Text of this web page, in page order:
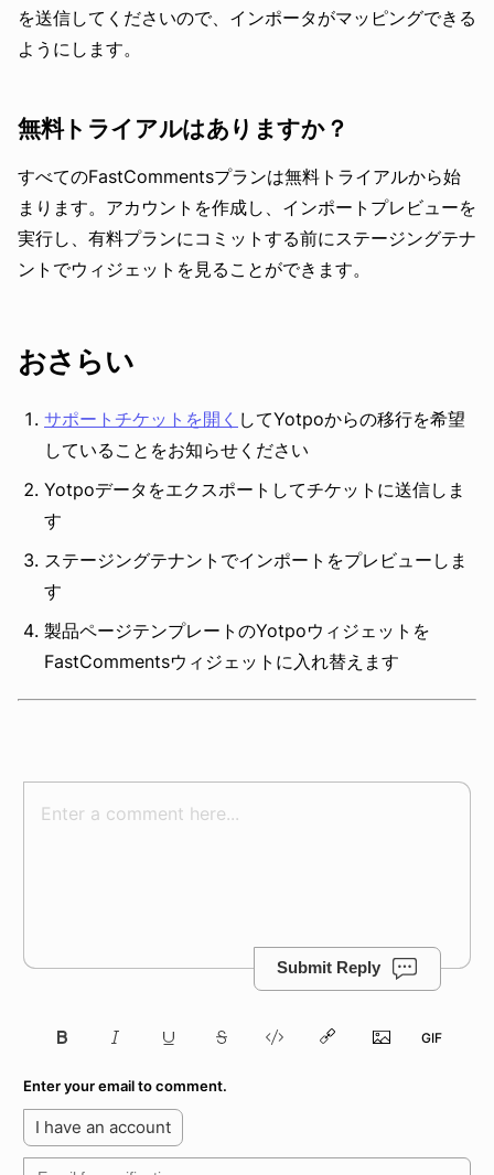
を送信してくださいので、インポータがマッピングできる
ようにします。
無料トライアルはありますか？
すべてのFastCommentsプランは無料トライアルから始
まります。アカウントを作成し、インポートプレビューを
実行し、有料プランにコミットする前にステージングテナ
ントでウィジェットを見ることができます。
おさらい
サポートチケットを開く してYotpoからの移行を希望
していることをお知らせください
Yotpoデータをエクスポートしてチケットに送信しま
す
ステージングテナントでインポートをプレビューしま
す
製品ページテンプレートのYotpoウィジェットを
FastCommentsウィジェットに入れ替えます
Submit Reply
Enter your email to comment.
I have an account